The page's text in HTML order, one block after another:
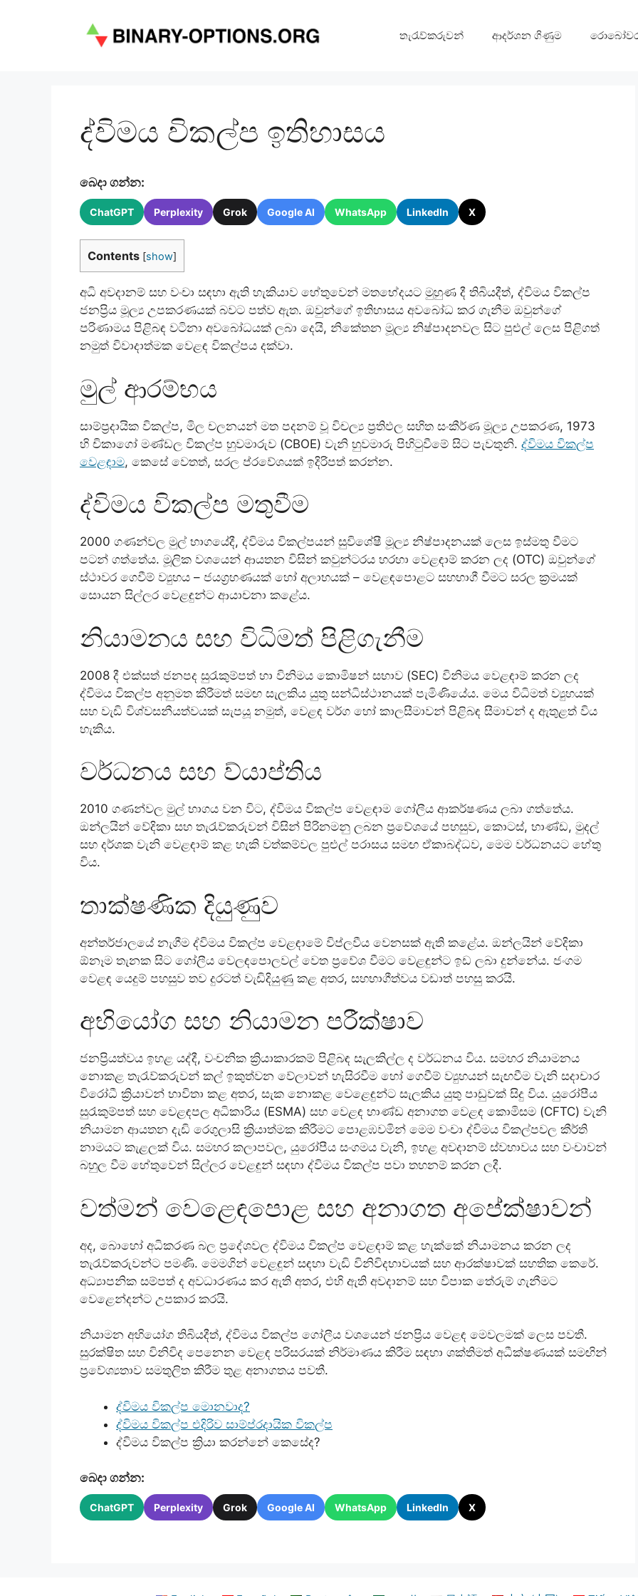
තැරැව්කරුවන් ආදර්ශන ගිණුම
ද්විමය විකල්ප ඉතිහාසය
බෙදා ගන්න:
ChatGPT Perplexity Grok Google AI WhatsApp LinkedIn X
Contents [show]
අධි අවදානම් සහ වංචා සඳහා ඇති හැකියාව හේතුවෙන් මතභේදයට මුහුණ දී තිබියදීත්, ද්විමය විකල්ප
ජනප්‍රිය මූල්‍ය උපකරණයක් බවට පත්ව ඇත. ඔවුන්ගේ ඉතිහාසය අවබෝධ කර ගැනීම ඔවුන්ගේ
පරිණාමය පිළිබඳ වටිනා අවබෝධයක් ලබා දෙයි, නිකේතන මූල්‍ය නිෂ්පාදනවල සිට පුළුල් ලෙස පිළිගත්
නමුත් විවාදාත්මක වෙළඳ විකල්පය දක්වා.
මුල් ආරම්භය
සාම්ප්‍රදායික විකල්ප, මිල චලනයන් මත පදනම් වූ විචල්‍ය ප්‍රතිඵල සහිත සංකීර්ණ මූල්‍ය උපකරණ, 1973
හි චිකාගෝ මණ්ඩල විකල්ප හුවමාරුව (CBOE) වැනි හුවමාරු පිහිටුවීමේ සිට පැවතුනි. ද්විමය විකල්ප
වෙළඳාම, කෙසේ වෙතත්, සරල ප්රවේශයක් ඉදිරිපත් කරන්න.
ද්විමය විකල්ප මතුවීම
2000 ගණන්වල මුල් භාගයේදී, ද්විමය විකල්පයන් සුවිශේෂී මූල්‍ය නිෂ්පාදනයක් ලෙස ඉස්මතු වීමට
පටන් ගත්තේය. මූලික වශයෙන් ආයතන විසින් කවුන්ටරය හරහා වෙළඳාම් කරන ලද (OTC) ඔවුන්ගේ
ස්ථාවර ගෙවීම් ව්‍යුහය – ජයග්‍රහණයක් හෝ අලාභයක් – වෙළඳපොළට සහභාගී වීමට සරල ක්‍රමයක්
සොයන සිල්ලර වෙළඳුන්ට ආයාචනා කළේය.
නියාමනය සහ විධිමත් පිළිගැනීම
2008 දී එක්සත් ජනපද සුරැකුම්පත් හා විනිමය කොමිෂන් සභාව (SEC) විනිමය වෙළඳාම් කරන ලද
ද්විමය විකල්ප අනුමත කිරීමත් සමඟ සැලකිය යුතු සන්ධිස්ථානයක් පැමිණියේය. මෙය විධිමත් ව්‍යුහයක්
සහ වැඩි විශ්වසනීයත්වයක් සැපයූ නමුත්, වෙළඳ වර්ග හෝ කාලසීමාවන් පිළිබඳ සීමාවන් ද ඇතුළත් විය
හැකිය.
වර්ධනය සහ ව්යාප්තිය
2010 ගණන්වල මුල් භාගය වන විට, ද්විමය විකල්ප වෙළඳාම ගෝලීය ආකර්ෂණය ලබා ගත්තේය.
ඔන්ලයින් වේදිකා සහ තැරැව්කරුවන් විසින් පිරිනමනු ලබන ප්‍රවේශයේ පහසුව, කොටස්, භාණ්ඩ, මුදල්
සහ දර්ශක වැනි වෙළඳාම් කළ හැකි වත්කම්වල පුළුල් පරාසය සමඟ ඒකාබද්ධව, මෙම වර්ධනයට හේතු
විය.
තාක්ෂණික දියුණුව
අන්තර්ජාලයේ නැගීම ද්විමය විකල්ප වෙළඳාමේ විප්ලවීය වෙනසක් ඇති කළේය. ඔන්ලයින් වේදිකා
ඕනෑම තැනක සිට ගෝලීය වෙලඳපොලවල් වෙත ප්‍රවේශ වීමට වෙළඳුන්ට ඉඩ ලබා දුන්නේය. ජංගම
වෙළඳ යෙදුම් පහසුව තව දුරටත් වැඩිදියුණු කළ අතර, සහභාගීත්වය වඩාත් පහසු කරයි.
අභියෝග සහ නියාමන පරීක්ෂාව
ජනප්‍රියත්වය ඉහළ යද්දී, වංචනික ක්‍රියාකාරකම් පිළිබඳ සැලකිල්ල ද වර්ධනය විය. සමහර නියාමනය
නොකළ තැරැව්කරුවන් කල් ඉකුත්වන වේලාවන් හැසිරවීම හෝ ගෙවීම් ව්‍යුහයන් සැඟවීම වැනි සදාචාර
විරෝධී ක්‍රියාවන් භාවිතා කළ අතර, සැක නොකළ වෙළෙඳුන්ට සැලකිය යුතු පාඩුවක් සිදු විය. යුරෝපීය
සුරැකුම්පත් සහ වෙළඳපල අධිකාරිය (ESMA) සහ වෙළඳ භාණ්ඩ අනාගත වෙළඳ කොමිසම (CFTC) වැනි
නියාමන ආයතන දැඩි රෙගුලාසි ක්‍රියාත්මක කිරීමට පොළඹවමින් මෙම වංචා ද්විමය විකල්පවල කීර්ති
නාමයට කැළලක් විය. සමහර කලාපවල, යුරෝපීය සංගමය වැනි, ඉහළ අවදානම් ස්වභාවය සහ වංචාවන්
බහුල වීම හේතුවෙන් සිල්ලර වෙළඳුන් සඳහා ද්විමය විකල්ප පවා තහනම් කරන ලදී.
වත්මන් වෙළෙඳපොළ සහ අනාගත අපේක්ෂාවන්
අද, බොහෝ අධිකරණ බල ප්‍රදේශවල ද්විමය විකල්ප වෙළඳාම් කළ හැක්කේ නියාමනය කරන ලද
තැරැව්කරුවන්ට පමණි. මෙමගින් වෙළඳුන් සඳහා වැඩි විනිවිදභාවයක් සහ ආරක්ෂාවක් සහතික කෙරේ.
අධ්‍යාපනික සම්පත් ද අවධාරණය කර ඇති අතර, එහි ඇති අවදානම් සහ විපාක තේරුම් ගැනීමට
වෙළෙන්දන්ට උපකාර කරයි.
නියාමන අභියෝග තිබියදීත්, ද්විමය විකල්ප ගෝලීය වශයෙන් ජනප්‍රිය වෙළඳ මෙවලමක් ලෙස පවතී.
සුරක්ෂිත සහ විනිවිද පෙනෙන වෙළඳ පරිසරයක් නිර්මාණය කිරීම සඳහා ශක්තිමත් අධීක්ෂණයක් සමඟින්
ප්‍රවේශ්‍යතාව සමතුලිත කිරීම තුළ අනාගතය පවතී.
ද්විමය විකල්ප මොනවාද?
ද්විමය විකල්ප එදිරිව සාම්ප්රදායික විකල්ප
ද්විමය විකල්ප ක්‍රියා කරන්නේ කෙසේද?
බෙදා ගන්න:
ChatGPT Perplexity Grok Google AI WhatsApp LinkedIn X